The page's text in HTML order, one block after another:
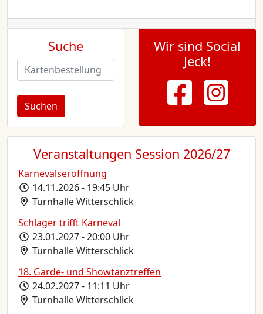
Suche
Wir sind Social
Jeck!
Veranstaltungen Session 2026/27
Karnevalseröffnung
14.11.2026 - 19:45 Uhr
Turnhalle Witterschlick
Schlager trifft Karneval
23.01.2027 - 20:00 Uhr
Turnhalle Witterschlick
18. Garde- und Showtanztreffen
24.02.2027 - 11:11 Uhr
Turnhalle Witterschlick